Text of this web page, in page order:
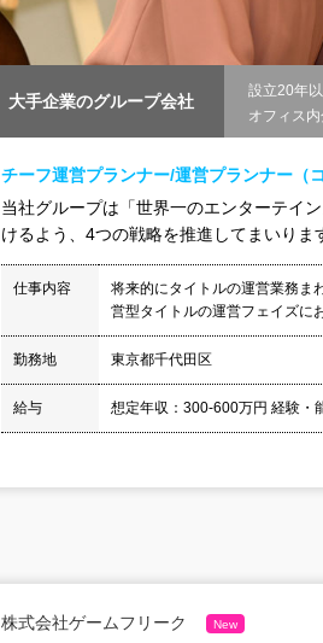
大手企業のグループ会社
設立20年
オフィス
チーフ運営プランナー/運営プランナー（
当社グループは「世界一のエンターテイ
けるよう、4つの戦略を推進してまいりま
仕事内容
将来的にタイトルの運営業務ま
営型タイトルの運営フェイズに
勤務地 東京都千代田区
給与 想定年収：300-600万円 経験・
株式会社ゲームフリーク New